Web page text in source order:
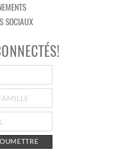
SOCIAUX